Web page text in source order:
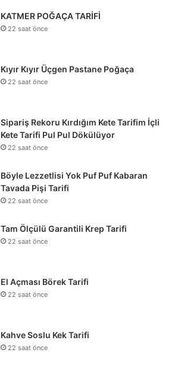
KATMER POĞAÇA TARİFİ
22 saat önce
Kıyır Kıyır Üçgen Pastane Poğaça
22 saat önce
Sipariş Rekoru Kırdığım Kete Tarifim İçli
Kete Tarifi Pul Pul Dökülüyor
22 saat önce
Böyle Lezzetlisi Yok Puf Puf Kabaran
Tavada Pişi Tarifi
22 saat önce
Tam Ölçülü Garantili Krep Tarifi
22 saat önce
El Açması Börek Tarifi
22 saat önce
Kahve Soslu Kek Tarifi
22 saat önce